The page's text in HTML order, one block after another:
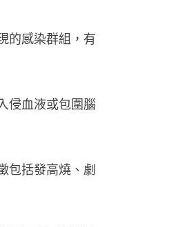
的感染群組，有
侵血液或包圍腦
包括發高燒、劇